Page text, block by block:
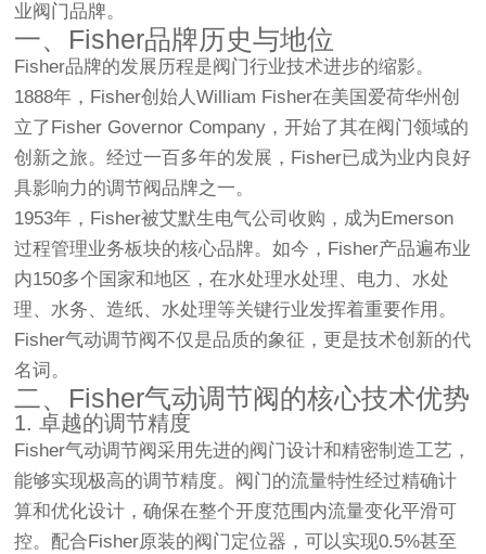
业阀门品牌。
一、Fisher品牌历史与地位
Fisher品牌的发展历程是阀门行业技术进步的缩影。
1888年，Fisher创始人William Fisher在美国爱荷华州创
立了Fisher Governor Company，开始了其在阀门领域的
创新之旅。经过一百多年的发展，Fisher已成为业内良好
具影响力的调节阀品牌之一。
1953年，Fisher被艾默生电气公司收购，成为Emerson
过程管理业务板块的核心品牌。如今，Fisher产品遍布业
内150多个国家和地区，在水处理水处理、电力、水处
理、水务、造纸、水处理等关键行业发挥着重要作用。
Fisher气动调节阀不仅是品质的象征，更是技术创新的代
名词。
二、Fisher气动调节阀的核心技术优势
1. 卓越的调节精度
Fisher气动调节阀采用先进的阀门设计和精密制造工艺，
能够实现极高的调节精度。阀门的流量特性经过精确计
算和优化设计，确保在整个开度范围内流量变化平滑可
控。配合Fisher原装的阀门定位器，可以实现0.5%甚至